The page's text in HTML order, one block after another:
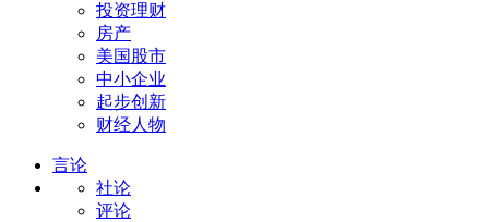
投资理财
房产
美国股市
中小企业
起步创新
财经人物
言论
社论
评论